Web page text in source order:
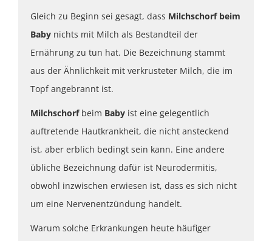
Gleich zu Beginn sei gesagt, dass Milchschorf beim
Baby nichts mit Milch als Bestandteil der
Ernährung zu tun hat. Die Bezeichnung stammt
aus der Ähnlichkeit mit verkrusteter Milch, die im
Topf angebrannt ist.
Milchschorfbeim Baby ist eine gelegentlich
auftretende Hautkrankheit, die nicht ansteckend
ist, aber erblich bedingt sein kann. Eine andere
übliche Bezeichnung dafür ist Neurodermitis,
obwohl inzwischen erwiesen ist, dass es sich nicht
um eine Nervenentzündung handelt.
Warum solche Erkrankungen heute häufiger